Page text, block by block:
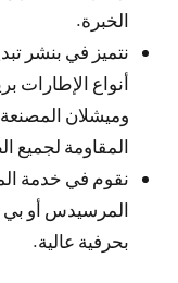
الخبرة.
نتميز في بنشر
أنواع الإطارات
وميشلان
المقاومة لجميع
نقوم في خدمة
المرسيدس أو بي أم
بحرفية عالية.